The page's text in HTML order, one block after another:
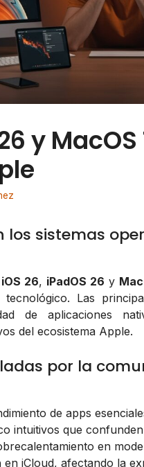
y
los sistemas
iOS 26, iPadOS 26 y
Las
de aplicaciones
del ecosistema Apple.
por la
de apps
intuitivos que
en
en iCloud, afectando la